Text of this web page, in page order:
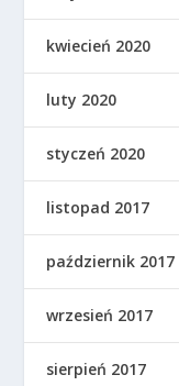
kwiecień 2020
luty 2020
styczeń 2020
listopad 2017
październik 2017
wrzesień 2017
sierpień 2017